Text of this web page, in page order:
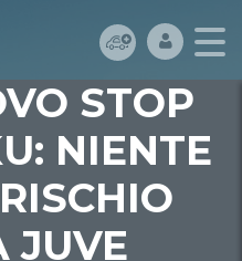
STOP
NIENTE
JUVE